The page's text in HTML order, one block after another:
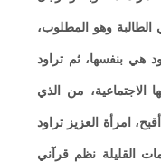
وهو المطلوب،
هي بنفسها، ثم تراود
الاجتماعية، من الذي
امرأة العزيز تراود
القليلة نظم قرآني